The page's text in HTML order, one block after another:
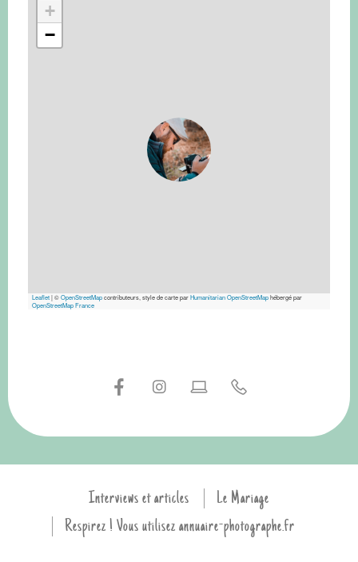
+
−
Leaflet|©OpenStreetMapcontributeurs, style de carte parHumanitarian OpenStreetMaphébergé par
OpenStreetMap France
Interviews et articles
Le Mariage
Respirez ! Vous utilisez annuaire-photographe.fr